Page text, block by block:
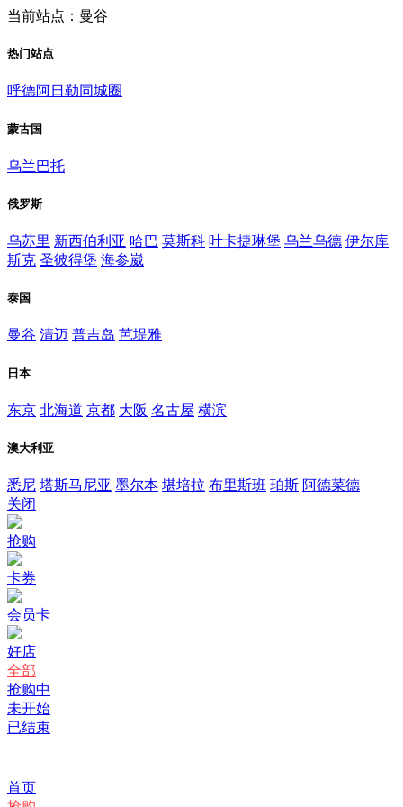
当前站点：曼谷
热门站点
呼德阿日勒同城圈
蒙古国
乌兰巴托
俄罗斯
乌苏里 新西伯利亚 哈巴 莫斯科 叶卡捷琳堡 乌兰乌德 伊尔库
斯克 圣彼得堡 海参崴
泰国
曼谷 清迈 普吉岛 芭堤雅
日本
东京 北海道 京都 大阪 名古屋 横滨
澳大利亚
悉尼 塔斯马尼亚 墨尔本 堪培拉 布里斯班 珀斯 阿德菜德
关闭
抢购
卡券
会员卡
好店
全部
抢购中
未开始
已结束
首页